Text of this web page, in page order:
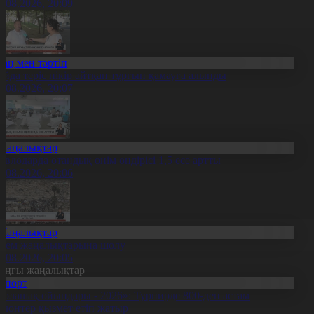
20:09
мен тәртіп
теріс пікір айтқан тұрғын қамауға алынды
20:07
отандық өнім өндірісі 1,5 есе артты
20:06
жаңалықтарына шолу
20:05
жаңалықтар
ойындары - 2026»: Турнирде 800-ден астам
қызмет етіп жатыр